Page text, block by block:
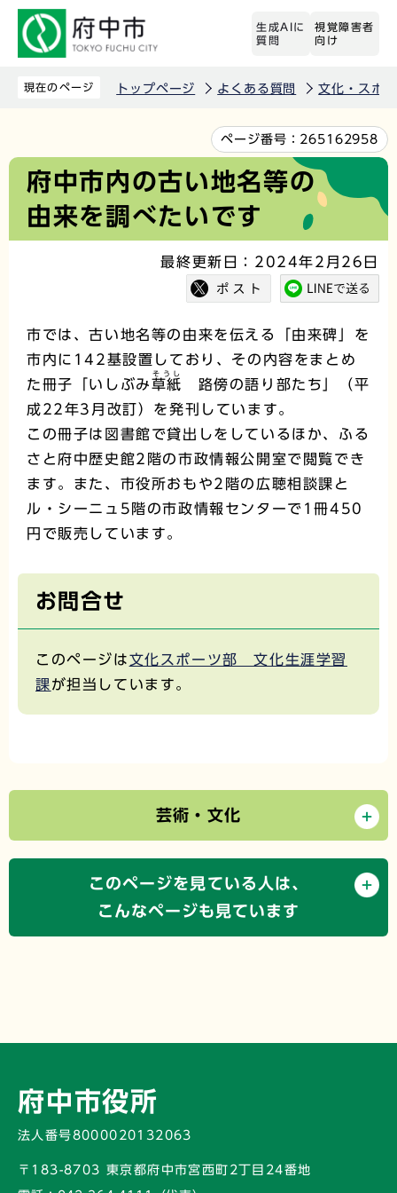
先
生成AIに
質問
視覚障害者
向け
現在のページ トップページ よくある質問 文化・スポ
文
か
ページ番号： 265162958
府中市内の古い地名等の
由来を調べたいです
最終更新日：2024年2月26日
市では、古い地名等の由来を伝える「由来碑」を
市内に142基設置しており、その内容をまとめ
た冊子「いしぶみ草紙
そうし
路傍の語り部たち」（平
成22年3月改訂）を発刊しています。
この冊子は図書館で貸出しをしているほか、ふる
さと府中歴史館2階の市政情報公開室で閲覧でき
ます。また、市役所おもや2階の広聴相談課と
ル・シーニュ5階の市政情報センターで1冊450
円で販売しています。
お問合せ
このページは文化スポーツ部 文化生涯学習
課が担当しています。
芸術・文化
このページを見ている人は、
こんなページも見ています
府中市役所
法人番号8000020132063
〒183-8703 東京都府中市宮西町2丁目24番地